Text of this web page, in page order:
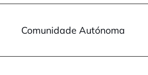
Comunidade Autónoma